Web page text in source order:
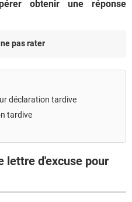
obtenir une réponse
pas rater
déclaration tardive
tardive
lettre d'excuse pour